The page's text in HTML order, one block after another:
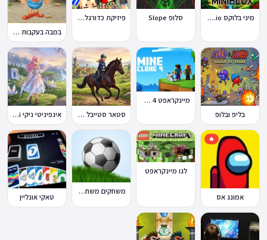
מיני בלוקס Miniblox.io סלופ Slope
פיזיקת כדורגל Soccer Physics
במבה בעקבות החטיף החטוף 2
בליפ ובלופ
מיינקראפט 4 קלון
סטאר סטייבל Star Stable Online
אינפיניטי ניקי Infinity Nikki
🔥
אמונג אס
לגו מיינקראפט
משחקים משחקי כדורגל במחשב וברשת
טאקי אונליין